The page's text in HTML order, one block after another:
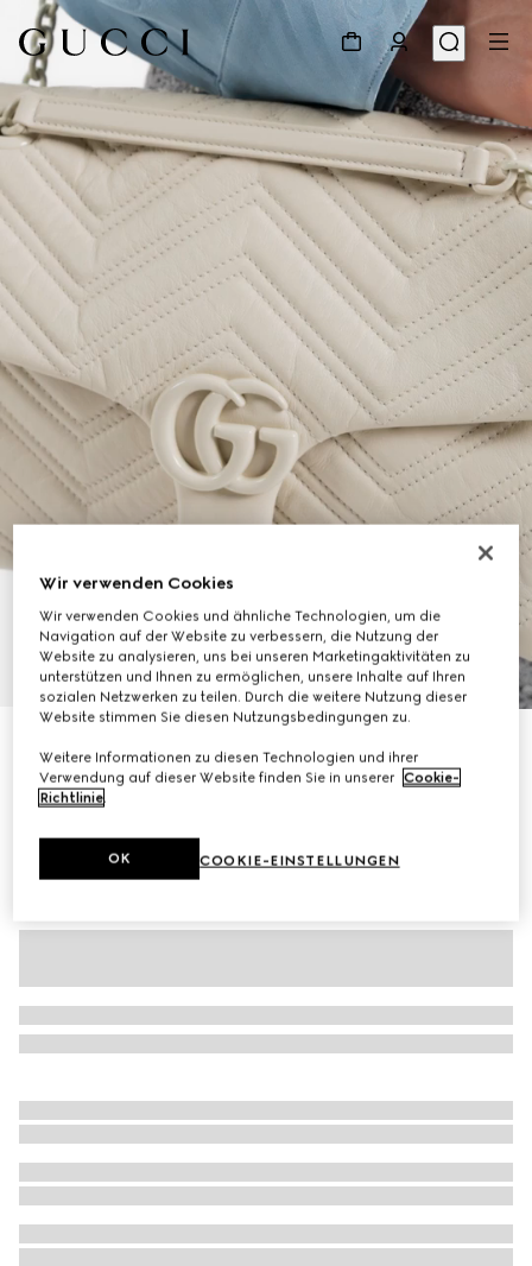
11
CHF 2,500
Variantenelfenbeinfarbenes Leder
Wir verwenden Cookies
Wir verwenden Cookies und ähnliche Technologien, um die
Navigation auf der Website zu verbessern, die Nutzung der
Website zu analysieren, uns bei unseren Marketingaktivitäten zu
unterstützen und Ihnen zu ermöglichen, unsere Inhalte auf Ihren
sozialen Netzwerken zu teilen. Durch die weitere Nutzung dieser
Website stimmen Sie diesen Nutzungsbedingungen zu.
Weitere Informationen zu diesen Technologien und ihrer
Verwendung auf dieser Website finden Sie in unserer Cookie-
Richtlinie.
COOKIE-EINSTELLUNGEN
OK